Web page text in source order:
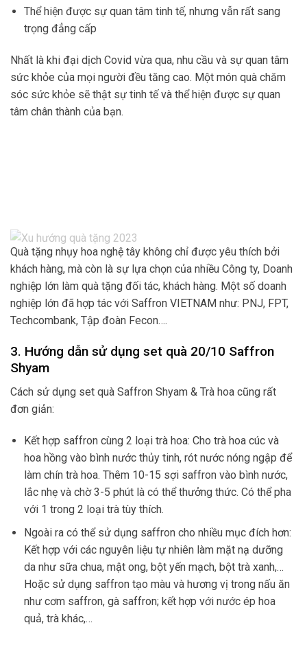
Thể hiện được sự quan tâm tinh tế, nhưng vẫn rất sang
trọng đẳng cấp
Nhất là khi đại dịch Covid vừa qua, nhu cầu và sự quan tâm
sức khỏe của mọi người đều tăng cao. Một món quà chăm
sóc sức khỏe sẽ thật sự tinh tế và thể hiện được sự quan
tâm chân thành của bạn.
Quà tặng nhụy hoa nghệ tây không chỉ được yêu thích bởi
khách hàng, mà còn là sự lựa chọn của nhiều Công ty, Doanh
nghiệp lớn làm quà tặng đối tác, khách hàng. Một số doanh
nghiệp lớn đã hợp tác với Saffron VIETNAM như: PNJ, FPT,
Techcombank, Tập đoàn Fecon….
3. Hướng dẫn sử dụng set quà 20/10 Saffron
Shyam
Cách sử dụng set quà Saffron Shyam & Trà hoa cũng rất
đơn giản:
Kết hợp saffron cùng 2 loại trà hoa: Cho trà hoa cúc và
hoa hồng vào bình nước thủy tinh, rót nước nóng ngập để
làm chín trà hoa. Thêm 10-15 sợi saffron vào bình nước,
lắc nhẹ và chờ 3-5 phút là có thể thưởng thức. Có thể pha
với 1 trong 2 loại trà tùy thích.
Ngoài ra có thể sử dụng saffron cho nhiều mục đích hơn:
Kết hợp với các nguyên liệu tự nhiên làm mặt nạ dưỡng
da như sữa chua, mật ong, bột yến mạch, bột trà xanh,…
Hoặc sử dụng saffron tạo màu và hương vị trong nấu ăn
như cơm saffron, gà saffron; kết hợp với nước ép hoa
quả, trà khác,…